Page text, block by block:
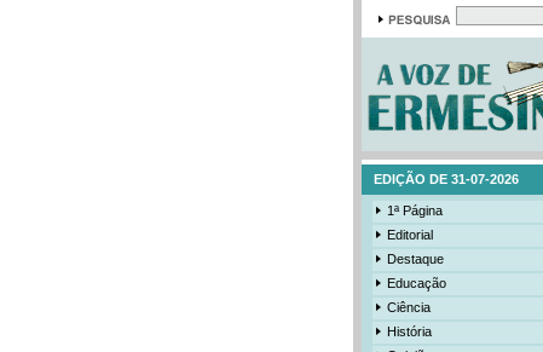
EDIÇÃO DE 31-07-2026
1ª Página
Editorial
Destaque
Educação
Ciência
História